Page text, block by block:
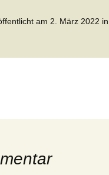
am 2. März 2022 in